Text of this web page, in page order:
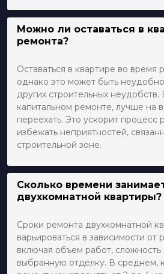
Можно ли оставаться в
ремонта?
Оставаться в квартире во время
однако это может быть
других строительных неудобств.
капитальном ремонте, лучше на
переехать. Это ускорит процесс
избежать неприятностей,
строительной зоне.
Сколько времени
двухкомнатной квартиры?
Сроки ремонта двухкомнатной
варьироваться в зависимости от
включая объем работ, сложность
выбранную отделку. В среднем,